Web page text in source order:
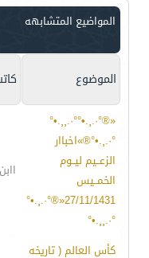
المواضيع المتشابهه
الموضوع
«®°·.¸.•°°·.¸¸.•°
°·.¸.•°®»اخباار
الزعــيم ليــوم
الخمــيس
27/11/1431«®°·.¸.•°
°·.¸¸.•°
كأس العالم ( تاريخه